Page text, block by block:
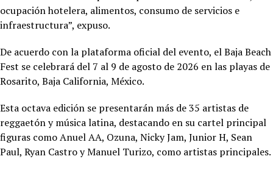
ocupación hotelera, alimentos, consumo de servicios e
infraestructura”, expuso.
De acuerdo con la plataforma oficial del evento, el Baja Beach
Fest se celebrará del 7 al 9 de agosto de 2026 en las playas de
Rosarito, Baja California, México.
Esta octava edición se presentarán más de 35 artistas de
reggaetón y música latina, destacando en su cartel principal
figuras como Anuel AA, Ozuna, Nicky Jam, Junior H, Sean
Paul, Ryan Castro y Manuel Turizo, como artistas principales.